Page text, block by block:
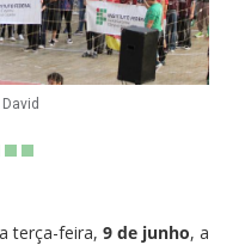
terça-feira, 9 de junho, a